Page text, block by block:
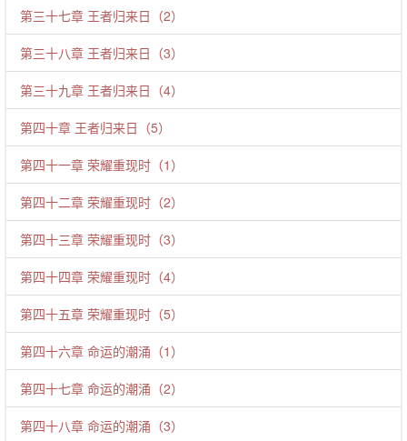
第三十七章 王者归来日（2）
第三十八章 王者归来日（3）
第三十九章 王者归来日（4）
第四十章 王者归来日（5）
第四十一章 荣耀重现时（1）
第四十二章 荣耀重现时（2）
第四十三章 荣耀重现时（3）
第四十四章 荣耀重现时（4）
第四十五章 荣耀重现时（5）
第四十六章 命运的潮涌（1）
第四十七章 命运的潮涌（2）
第四十八章 命运的潮涌（3）